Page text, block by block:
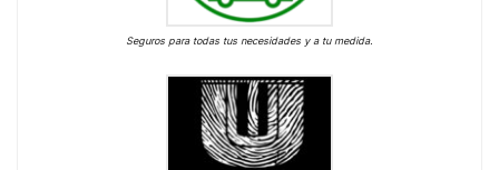
Seguros para todas tus necesidades y a tu medida.